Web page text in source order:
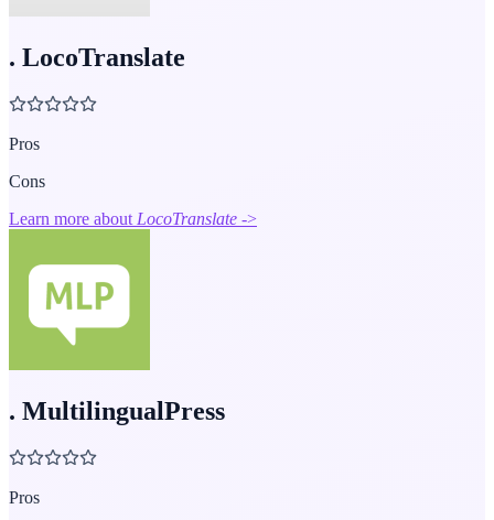
. LocoTranslate
Pros
Cons
Learn more about LocoTranslate ->
. MultilingualPress
Pros